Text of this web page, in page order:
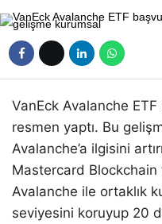
VanEck Avalanche
resmen yaptı. Bu
Avalanche’a ilgisini
Mastercard Blockchain
Avalanche ile ortaklık
seviyesini koruyup 20